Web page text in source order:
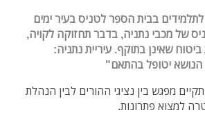
בבית הספר לטניס בעיר ימים
של מכבי נתניה, בדבר תחזוקה לקויה,
ביטוח שאינן בתוקף. עיריית נתניה:
הנושא יטופל בהתאם"
מפגש בין נציגי ההורים לבין הנהלת
למצוא פתרונות.